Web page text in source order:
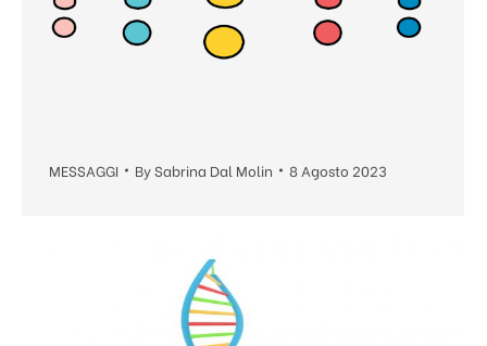
MESSAGGI BySabrina Dal Molin 8 Agosto 2023